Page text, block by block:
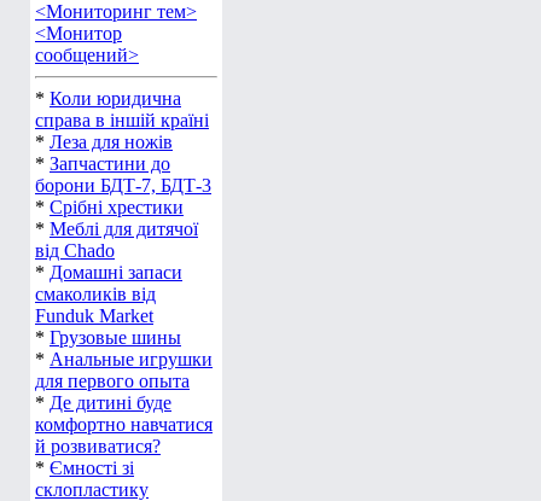
<Мониторинг тем>
<Монитор
сообщений>
* Коли юридична
справа в іншій країні
* Леза для ножів
* Запчастини до
борони БДТ-7, БДТ-3
* Срібні хрестики
* Меблі для дитячої
від Chado
* Домашні запаси
смаколиків від
Funduk Market
* Грузовые шины
* Анальные игрушки
для первого опыта
* Де дитині буде
комфортно навчатися
й розвиватися?
* Ємності зі
склопластику